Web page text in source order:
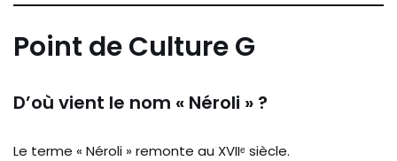
Point de Culture G
D’où vient le nom « Néroli » ?
Le terme « Néroli » remonte au XVIIᵉ siècle.